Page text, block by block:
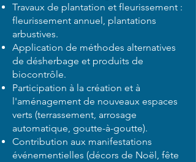
Travaux de plantation et fleurissement :
fleurissement annuel, plantations
arbustives.
Application de méthodes alternatives
de désherbage et produits de
biocontrôle.
Participation à la création et à
l'aménagement de nouveaux espaces
verts (terrassement, arrosage
automatique, goutte-à-goutte).
Contribution aux manifestations
événementielles (décors de Noël, fête